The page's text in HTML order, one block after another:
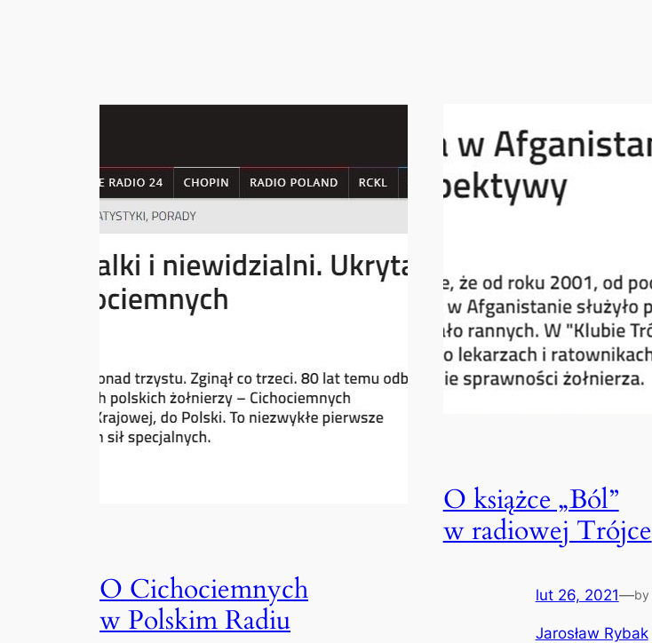
O Cichociemnych
w Polskim Radiu
O książce „Ból”
w radiowej Trójce
lut 26, 2021—by
Jarosław Rybak